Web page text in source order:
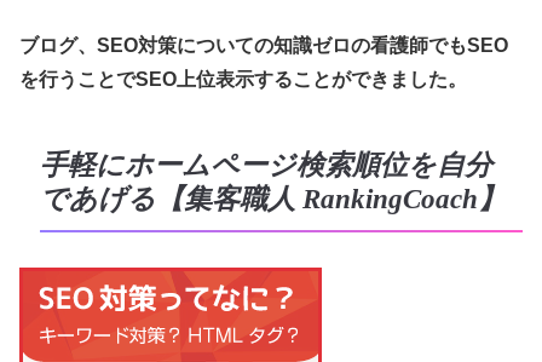
ブログ、SEO対策についての知識ゼロの看護師でもSEO
を行うことでSEO上位表示することができました。
手軽にホームページ検索順位を自分
であげる【集客職人 RankingCoach】